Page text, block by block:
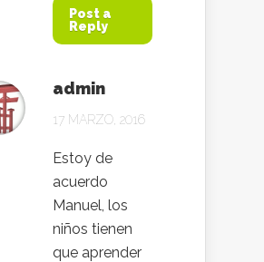
Post a
Reply
admin
17 MARZO, 2016
Estoy de
acuerdo
Manuel, los
niños tienen
que aprender